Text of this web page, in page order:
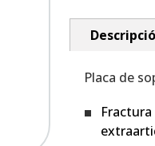
Placa de